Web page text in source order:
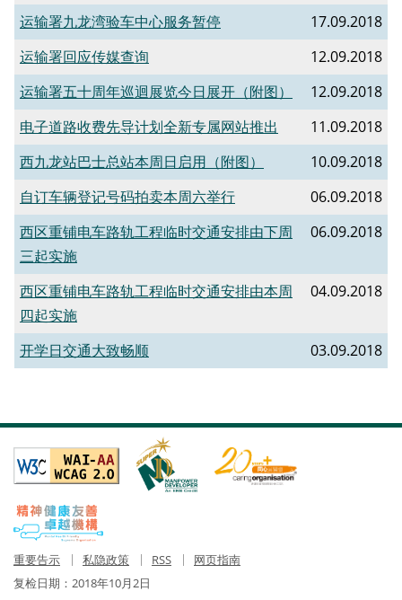
运输署九龙湾验车中心服务暂停
17.09.2018
运输署回应传媒查询
12.09.2018
运输署五十周年巡迴展览今日展开（附图）
12.09.2018
电子道路收费先导计划全新专属网站推出
11.09.2018
西九龙站巴士总站本周日启用（附图）
10.09.2018
自订车辆登记号码拍卖本周六举行
06.09.2018
西区重铺电车路轨工程临时交通安排由下周
三起实施
06.09.2018
西区重铺电车路轨工程临时交通安排由本周
四起实施
04.09.2018
开学日交通大致畅顺 03.09.2018
重要告示 私隐政策 RSS
网页指南
复检日期： 2018年10月2日